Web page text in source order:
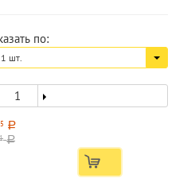
по:
1 шт.
a
a